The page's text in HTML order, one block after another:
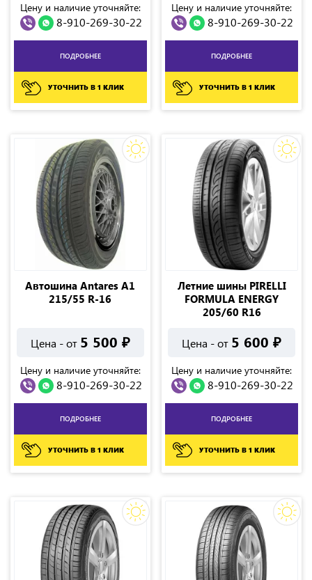
Цену и наличие уточняйте:
8-910-269-30-22
ПОДРОБНЕЕ
УТОЧНИТЬ В 1 КЛИК
Цену и наличие уточняйте:
8-910-269-30-22
ПОДРОБНЕЕ
УТОЧНИТЬ В 1 КЛИК
Автошина Antares A1
215/55 R-16
Цена - от 5 500 ₽
Цену и наличие уточняйте:
8-910-269-30-22
ПОДРОБНЕЕ
УТОЧНИТЬ В 1 КЛИК
Летние шины PIRELLI
FORMULA ENERGY
205/60 R16
Цена - от 5 600 ₽
Цену и наличие уточняйте:
8-910-269-30-22
ПОДРОБНЕЕ
УТОЧНИТЬ В 1 КЛИК